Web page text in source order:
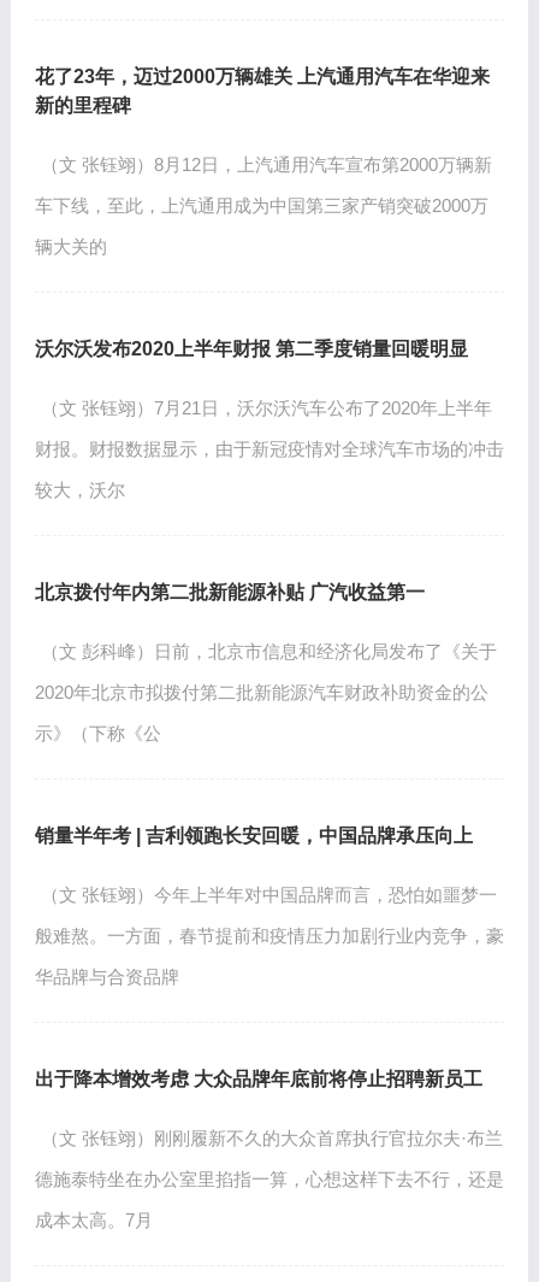
花了23年，迈过2000万辆雄关 上汽通用汽车在华迎来
新的里程碑
（文 张钰翊）8月12日，上汽通用汽车宣布第2000万辆新
车下线，至此，上汽通用成为中国第三家产销突破2000万
辆大关的
沃尔沃发布2020上半年财报 第二季度销量回暖明显
（文 张钰翊）7月21日，沃尔沃汽车公布了2020年上半年
财报。财报数据显示，由于新冠疫情对全球汽车市场的冲击
较大，沃尔
北京拨付年内第二批新能源补贴 广汽收益第一
（文 彭科峰）日前，北京市信息和经济化局发布了《关于
2020年北京市拟拨付第二批新能源汽车财政补助资金的公
示》（下称《公
销量半年考 | 吉利领跑长安回暖，中国品牌承压向上
（文 张钰翊）今年上半年对中国品牌而言，恐怕如噩梦一
般难熬。一方面，春节提前和疫情压力加剧行业内竞争，豪
华品牌与合资品牌
出于降本增效考虑 大众品牌年底前将停止招聘新员工
（文 张钰翊）刚刚履新不久的大众首席执行官拉尔夫·布兰
德施泰特坐在办公室里掐指一算，心想这样下去不行，还是
成本太高。7月